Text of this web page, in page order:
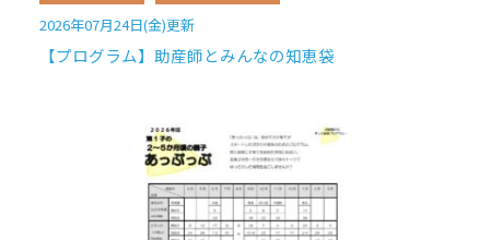
2026年07月24日(金)更新
【プログラム】助産師とみんなの知恵袋